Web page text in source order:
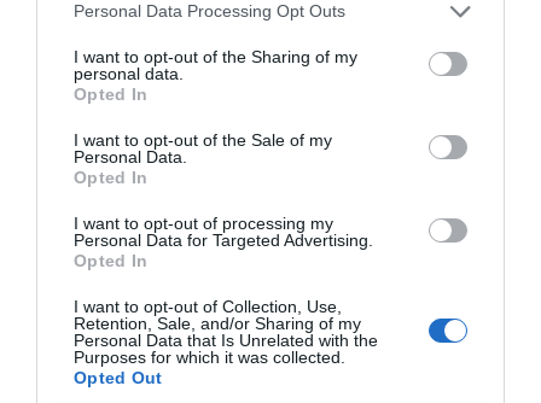
Personal Data Processing Opt Outs
I want to opt-out of the Sharing of my
personal data.
Opted In
I want to opt-out of the Sale of my
Personal Data.
Opted In
I want to opt-out of processing my
Personal Data for Targeted Advertising.
Opted In
I want to opt-out of Collection, Use,
Retention, Sale, and/or Sharing of my
Personal Data that Is Unrelated with the
Purposes for which it was collected.
Opted Out